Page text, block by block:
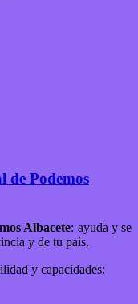
de Podemos
Albacete: ayuda y se
y de tu país.
y capacidades: